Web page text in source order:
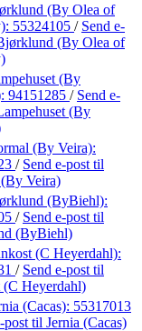
(By Olea of
55324105 / Send e-
(By Olea of
(By
94151285 / Send e-
(By
(By Veira):
/ Send e-post til
Veira)
(ByBiehl):
/ Send e-post til
(ByBiehl)
(C Heyerdahl):
/ Send e-post til
(C Heyerdahl)
(Cacas): 55317013
post til Jernia (Cacas)